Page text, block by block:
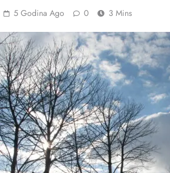
5 Godina Ago 0 3 Mins